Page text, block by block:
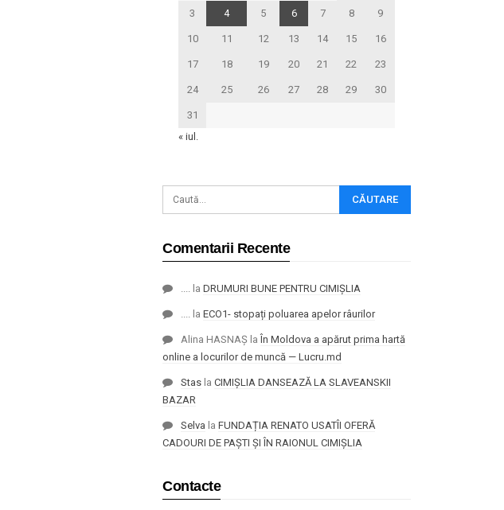
3 4 5 6 7 8 9
10 11 12 13 14 15 16
17 18 19 20 21 22 23
24 25 26 27 28 29 30
31
« iul.
Comentarii Recente
la DRUMURI BUNE PENTRU CIMIȘLIA
la ECO1- stopați poluarea apelor râurilor
Alina HASNAȘ la În Moldova a apărut prima hartă
online a locurilor de muncă — Lucru.md
Stas la CIMIȘLIA DANSEAZĂ LA SLAVEANSKII
BAZAR
Selva la FUNDAȚIA RENATO USATÎI OFERĂ
CADOURI DE PAȘTI ȘI ÎN RAIONUL CIMIȘLIA
Contacte